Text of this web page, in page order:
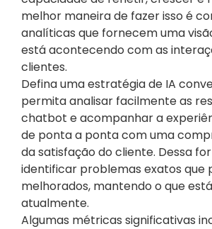
melhor maneira de fazer isso é
analíticas que fornecem uma
está acontecendo com as
clientes.
Defina uma estratégia de IA
permita analisar facilmente as
chatbot e acompanhar a
de ponta a ponta com uma
da satisfação do cliente. Dessa
identificar problemas exatos que
melhorados, mantendo o que
atualmente.
Algumas métricas significativas